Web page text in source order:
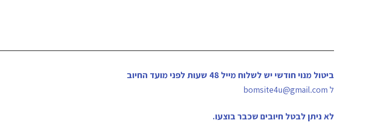
ביטול מנוי חודשי יש לשלוח מייל 48 שעות לפני מועד החיוב
ל bomsite4u@gmail.com
לא ניתן לבטל חיובים שכבר בוצעו.